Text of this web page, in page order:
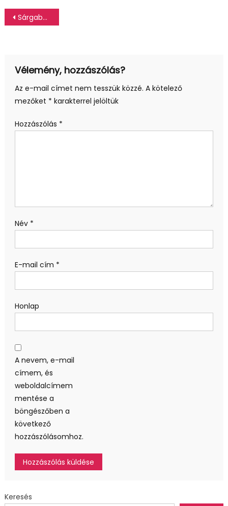
Bejegyzés
Sárgabarack dzsem házilag
Vélemény, hozzászólás?
Az e-mail címet nem tesszük közzé. A kötelező
mezőket * karakterrel jelöltük
Hozzászólás *
Név *
E-mail cím *
Honlap
A nevem, e-mail
címem, és
weboldalcímem
mentése a
böngészőben a
következő
hozzászólásomhoz.
Keresés